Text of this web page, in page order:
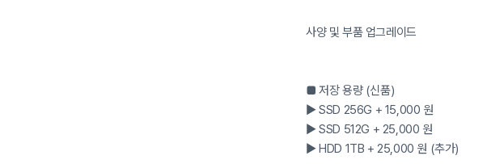
사양 및 부품 업그레이드
■ 저장 용량 (신품)
▶ SSD 256G + 15,000 원
▶ SSD 512G + 25,000 원
▶ HDD 1TB + 25,000 원 (추가)